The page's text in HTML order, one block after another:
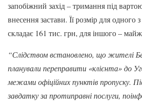
запобіжний захід – тримання під
внесення застави. Її розмір для одного
складає 161 тис. грн, для іншого –
“Слідством встановлено, що жителі
планували переправити «клієнта» до
межами офіційних пунктів пропуску.
завдатку за протиправні послуги,